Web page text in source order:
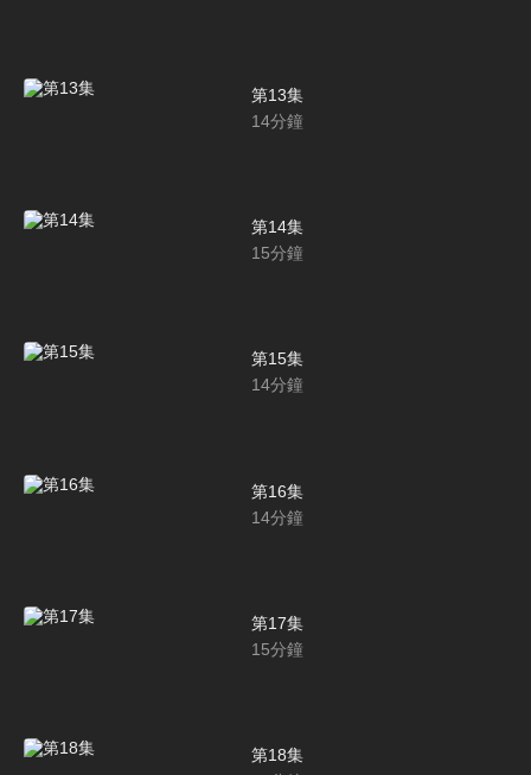
第13集
14分鐘
第14集
15分鐘
第15集
14分鐘
第16集
14分鐘
第17集
15分鐘
第18集